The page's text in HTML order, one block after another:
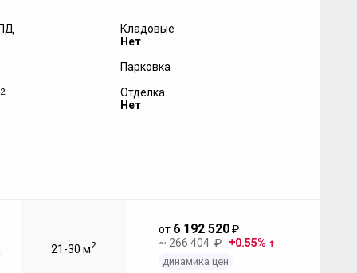
2
Кладовые
Нет
Парковка
Отделка
Нет
21-30 м2
от 6 192 520₽
~ 266 404 ₽
0.55%
динамика цен